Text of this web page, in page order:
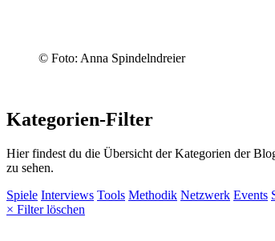
© Foto: Anna Spindelndreier
Kategorien-Filter
Hier findest du die Übersicht der Kategorien der
zu sehen.
Spiele Interviews Tools Methodik Netzwerk Events
× Filter löschen